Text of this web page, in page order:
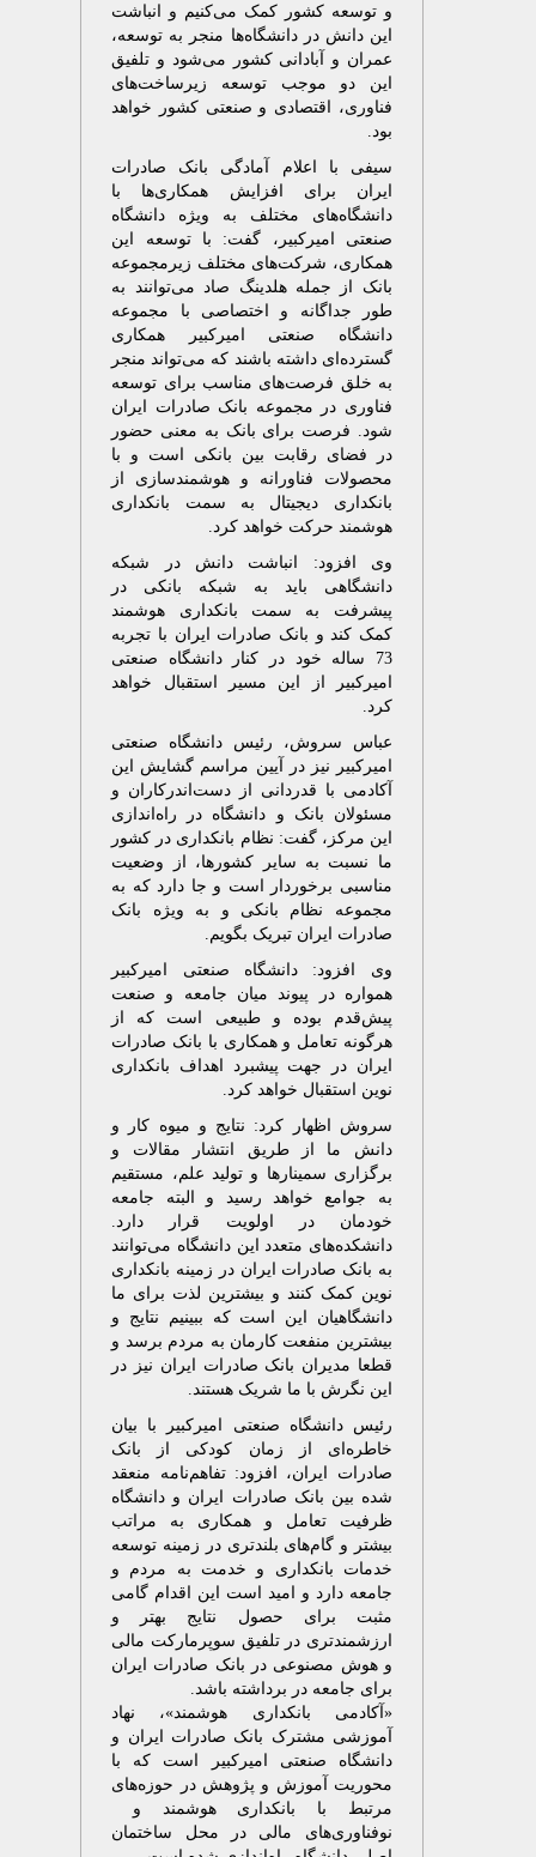
و توسعه کشور کمک می‌کنیم و انباشت
این دانش در دانشگاه‌ها منجر به توسعه،
عمران و آبادانی کشور می‌شود و تلفیق
این دو موجب توسعه زیرساخت‌های
فناوری، اقتصادی و صنعتی کشور خواهد
سیفی با اعلام آمادگی بانک صادرات
ایران برای افزایش همکاری‌ها با
دانشگاه‌های مختلف به ویژه دانشگاه
صنعتی امیرکبیر، گفت: با توسعه این
همکاری، شرکت‌های مختلف زیرمجموعه
بانک از جمله هلدینگ صاد می‌توانند به
طور جداگانه و اختصاصی با مجموعه
دانشگاه صنعتی امیرکبیر همکاری
گسترده‌ای داشته باشند که می‌تواند منجر
به خلق فرصت‌های مناسب برای توسعه
فناوری در مجموعه بانک صادرات ایران
شود. فرصت برای بانک به معنی حضور
در فضای رقابت بین بانکی است و با
محصولات فناورانه و هوشمندسازی از
بانکداری دیجیتال به سمت بانکداری
هوشمند حرکت خواهد کرد.
وی افزود: انباشت دانش در شبکه
دانشگاهی باید به شبکه بانکی در
پیشرفت به سمت بانکداری هوشمند
کمک کند و بانک صادرات ایران با تجربه
73 ساله خود در کنار دانشگاه صنعتی
امیرکبیر از این مسیر استقبال خواهد
عباس سروش، رئیس دانشگاه صنعتی
امیرکبیر نیز در آیین مراسم گشایش این
آکادمی با قدردانی از دست‌اندرکاران و
مسئولان بانک و دانشگاه در راه‌اندازی
این مرکز، گفت: نظام بانکداری در کشور
ما نسبت به سایر کشورها، از وضعیت
مناسبی برخوردار است و جا دارد که به
مجموعه نظام بانکی و به ویژه بانک
صادرات ایران تبریک بگویم.
​وی افزود: دانشگاه صنعتی امیرکبیر
همواره در پیوند میان جامعه و صنعت
پیش‌قدم بوده و طبیعی است که از
هرگونه تعامل و همکاری با بانک صادرات
ایران در جهت پیشبرد اهداف بانکداری
نوین استقبال خواهد کرد.
سروش اظهار کرد: نتایج و میوه کار و
دانش ما از طریق انتشار مقالات و
برگزاری سمینارها و تولید علم، مستقیم
به جوامع خواهد رسید و البته جامعه
خودمان در اولویت قرار دارد.
دانشکده‌های متعدد این دانشگاه می‌توانند
به بانک صادرات ایران در زمینه بانکداری
نوین کمک کنند و بیشترین لذت برای ما
دانشگاهیان این است که ببینیم نتایج و
بیشترین منفعت کارمان به مردم برسد و
قطعا مدیران بانک صادرات ایران نیز در
این نگرش با ما شریک هستند.
رئیس دانشگاه صنعتی امیرکبیر با بیان
خاطره‌ای از زمان کودکی از بانک
صادرات ایران، افزود: تفاهم‌نامه منعقد
شده بین بانک صادرات ایران و دانشگاه
ظرفیت تعامل و همکاری به مراتب
بیشتر و گام‌های بلندتری در زمینه توسعه
خدمات بانکداری و خدمت به مردم و
جامعه دارد و امید است این اقدام گامی
مثبت برای حصول نتایج بهتر و
ارزشمندتری در تلفیق سوپرمارکت مالی
و هوش مصنوعی در بانک صادرات ایران
برای جامعه در برداشته باشد.
​«آکادمی بانکداری هوشمند»، نهاد
آموزشی مشترک بانک صادرات ایران و
دانشگاه صنعتی امیرکبیر است که با
محوریت آموزش و پژوهش در حوزه‌های
مرتبط با بانکداری هوشمند و
نوفناوری‌های مالی در محل ساختمان